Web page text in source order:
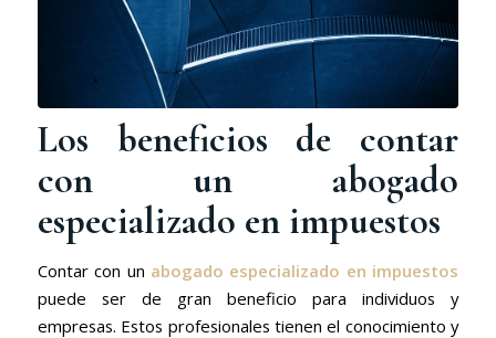
Los beneficios de contar
con un abogado
especializado en impuestos
Contar con un abogado especializado en impuestos
puede ser de gran beneficio para individuos y
empresas. Estos profesionales tienen el conocimiento y